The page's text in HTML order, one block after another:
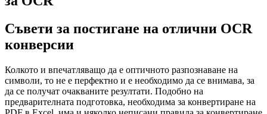
Съвети за постигане на отлични OCR
конверсии
Колкото и впечатляващо да е оптичното разпознаване на
символи, то не е перфектно и е необходимо да се внимава, за
да се получат очакваните резултати. Подобно на
предварителната подготовка, необходима за конвертиране на